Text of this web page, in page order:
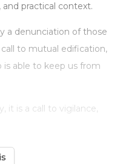
practical context.
a denunciation of those
to mutual edification,
able to keep us from
it is a call to vigilance,